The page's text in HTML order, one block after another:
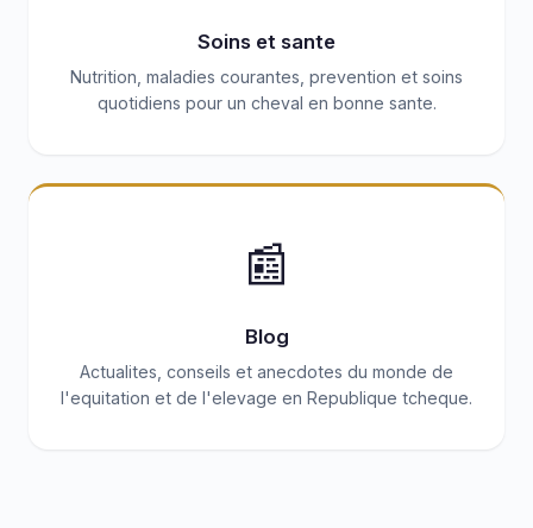
Soins et sante
Nutrition, maladies courantes, prevention et soins
quotidiens pour un cheval en bonne sante.
📰
Blog
Actualites, conseils et anecdotes du monde de
l'equitation et de l'elevage en Republique tcheque.